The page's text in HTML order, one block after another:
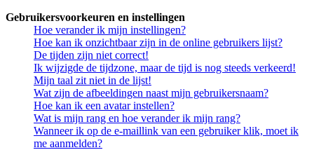
Gebruikersvoorkeuren en instellingen
Hoe verander ik mijn instellingen?
Hoe kan ik onzichtbaar zijn in de online gebruikers lijst?
De tijden zijn niet correct!
Ik wijzigde de tijdzone, maar de tijd is nog steeds verkeerd!
Mijn taal zit niet in de lijst!
Wat zijn de afbeeldingen naast mijn gebruikersnaam?
Hoe kan ik een avatar instellen?
Wat is mijn rang en hoe verander ik mijn rang?
Wanneer ik op de e-maillink van een gebruiker klik, moet ik
me aanmelden?